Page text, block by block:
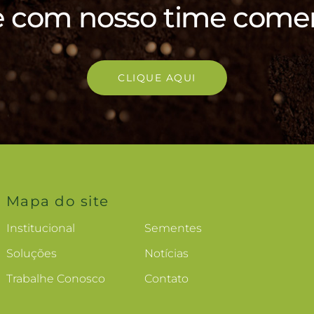
com nosso time
CLIQUE AQUI
Mapa do site
Institucional
Sementes
Soluções
Notícias
Trabalhe Conosco
Contato